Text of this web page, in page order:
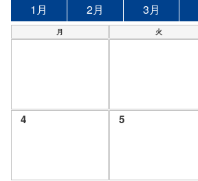
1月 2月 3月
月 火
4 5